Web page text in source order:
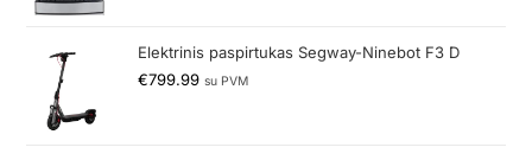
Elektrinis paspirtukas Segway-Ninebot F3 D
€799.99 su PVM